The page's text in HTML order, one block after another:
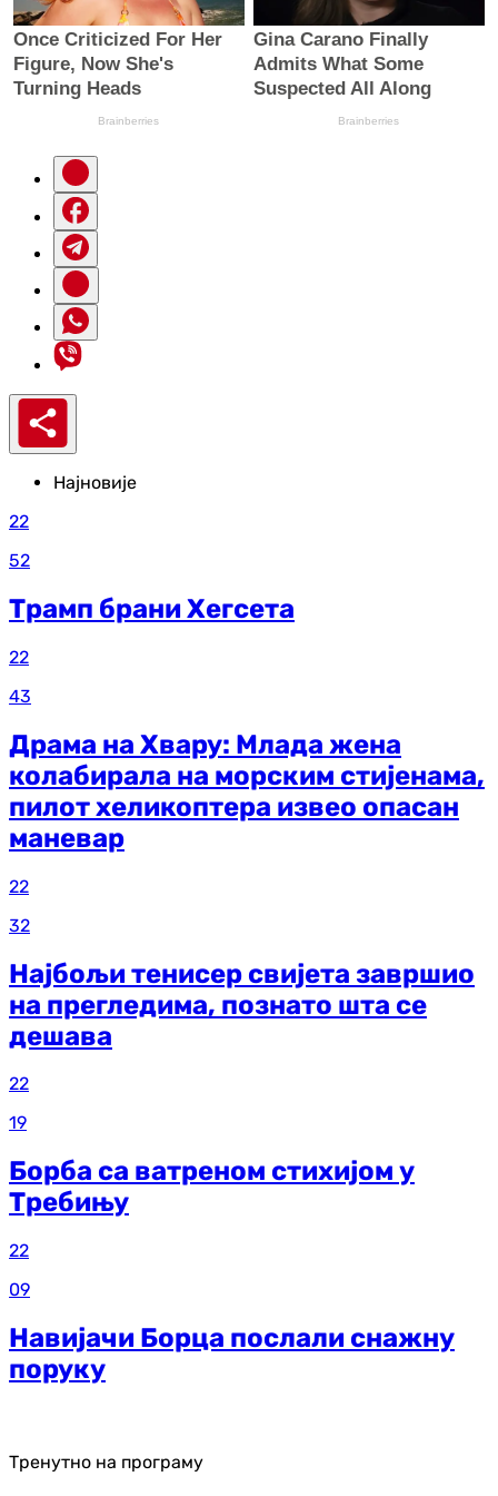
Најновије
22
52
Трамп брани Хегсета
22
43
Драма на Хвару: Млада жена
колабирала на морским стијенама,
пилот хеликоптера извео опасан
маневар
22
32
Најбољи тенисер свијета завршио
на прегледима, познато шта се
дешава
22
19
Борба са ватреном стихијом у
Требињу
22
09
Навијачи Борца послали снажну
поруку
Тренутно на програму